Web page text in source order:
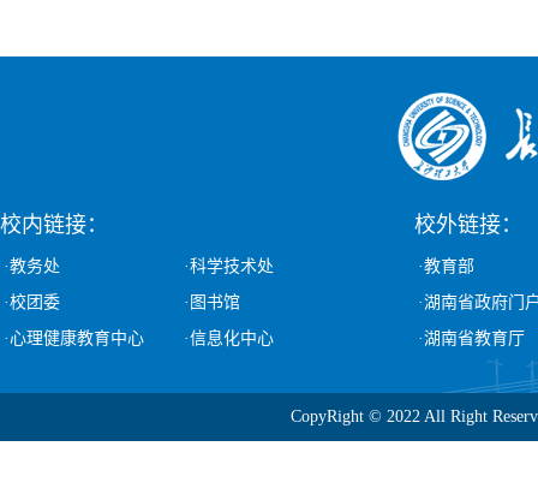
校内链接：
·教务处
·科学技术处
·校团委
·图书馆
·心理健康教育中心
·信息化中心
校外链接：
·教育部
·湖南省政府门
·湖南省教育厅
CopyRight © 2022 All Right